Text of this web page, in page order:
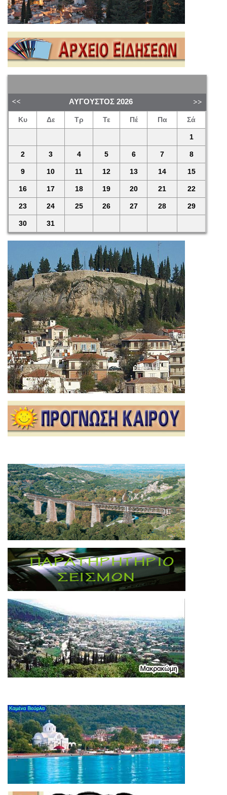
ΑΎΓΟΥΣΤΟΣ 2026
Κυ Δε Τρ Τε Πέ Πα Σά
1
2 3 4 5 6 7 8
9 10 11 12 13 14 15
16 17 18 19 20 21 22
23 24 25 26 27 28 29
30 31